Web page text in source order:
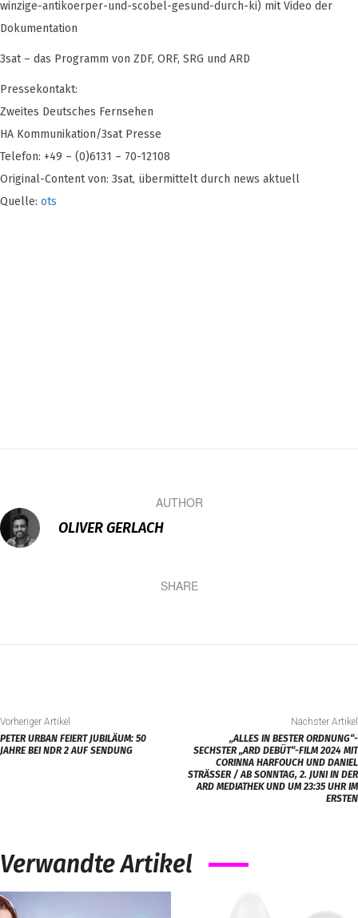
winzige-antikoerper-und-scobel-gesund-durch-ki) mit Video der
Dokumentation
3sat – das Programm von ZDF, ORF, SRG und ARD
Pressekontakt:
Zweites Deutsches Fernsehen
HA Kommunikation/3sat Presse
Telefon: +49 – (0)6131 – 70-12108
Original-Content von: 3sat, übermittelt durch news aktuell
Quelle: ots
AUTHOR
OLIVER GERLACH
SHARE
Vorheriger Artikel
PETER URBAN FEIERT JUBILÄUM: 50
JAHRE BEI NDR 2 AUF SENDUNG
Nächster Artikel
„ALLES IN BESTER ORDNUNG“-
SECHSTER „ARD DEBÜT“-FILM 2024 MIT
CORINNA HARFOUCH UND DANIEL
STRÄSSER / AB SONNTAG, 2. JUNI IN DER A
RD MEDIATHEK UND UM 23:35 UHR IM E
RSTEN
Verwandte Artikel